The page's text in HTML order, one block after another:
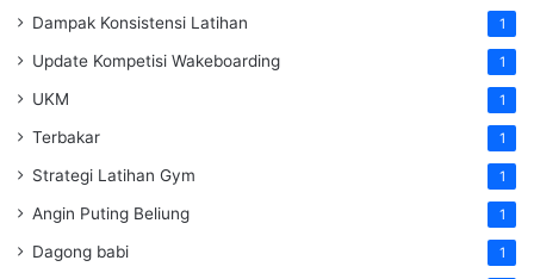
Dampak Konsistensi Latihan 1
Update Kompetisi Wakeboarding 1
UKM 1
Terbakar 1
Strategi Latihan Gym 1
Angin Puting Beliung 1
Dagong babi 1